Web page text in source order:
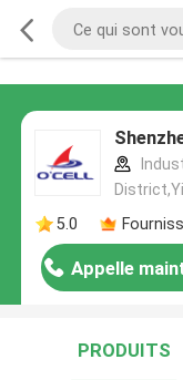
5.0
Appelle
PRODUITS